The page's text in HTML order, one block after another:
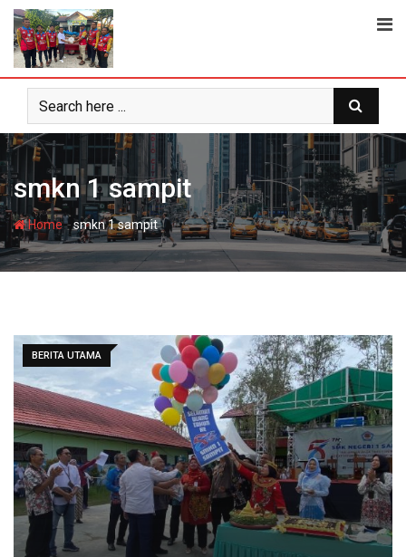
Skip
content
smkn 1 sampit
Home-smkn 1 sampit
BERITA UTAMA